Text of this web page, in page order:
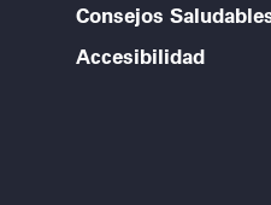
Consejos
Accesibilidad